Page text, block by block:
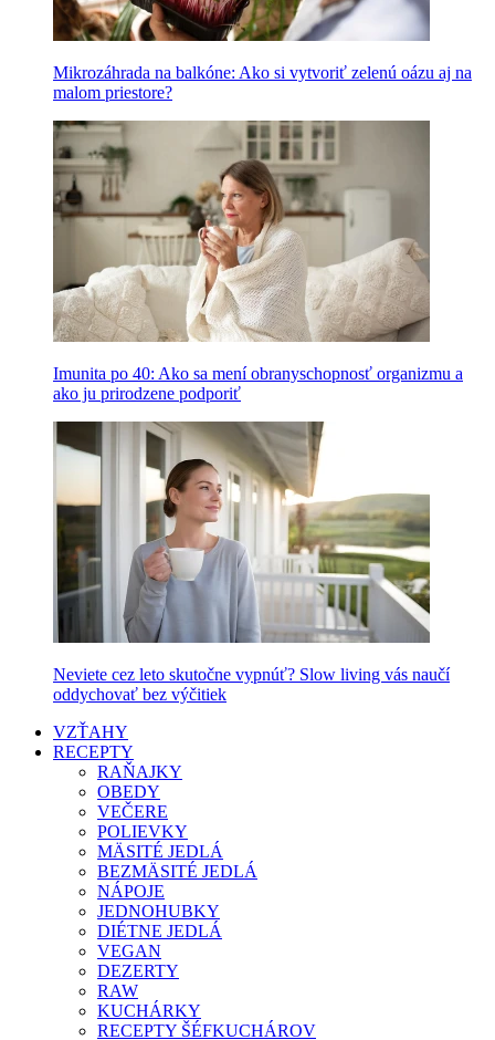
Mikrozáhrada na balkóne: Ako si vytvoriť zelenú oázu aj na
malom priestore?
Imunita po 40: Ako sa mení obranyschopnosť organizmu a
ako ju prirodzene podporiť
Neviete cez leto skutočne vypnúť? Slow living vás naučí
oddychovať bez výčitiek
VZŤAHY
RECEPTY
RAŇAJKY
OBEDY
VEČERE
POLIEVKY
MÄSITÉ JEDLÁ
BEZMÄSITÉ JEDLÁ
NÁPOJE
JEDNOHUBKY
DIÉTNE JEDLÁ
VEGAN
DEZERTY
RAW
KUCHÁRKY
RECEPTY ŠÉFKUCHÁROV